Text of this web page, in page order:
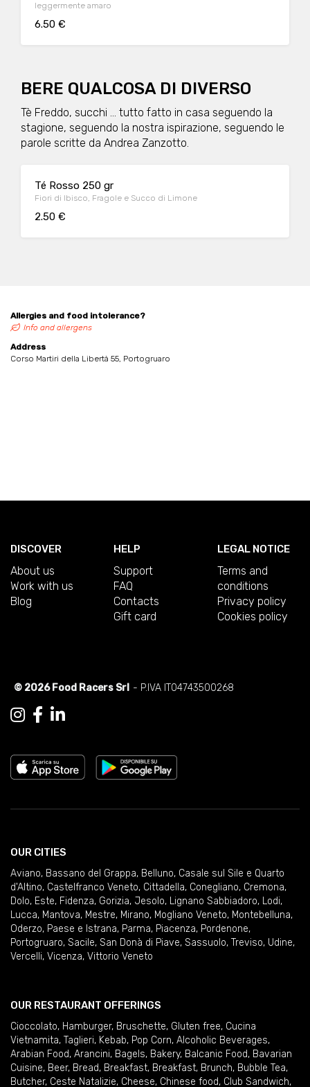
leggermente amaro
6.50 €
BERE QUALCOSA DI DIVERSO
Tè Freddo, succhi ... tutto fatto in casa seguendo la
stagione, seguendo la nostra ispirazione, seguendo le
parole scritte da Andrea Zanzotto.
Té Rosso 250 gr
Fiori di Ibisco, Fragole e Succo di Limone
2.50 €
Allergies and food intolerance?
Info and allergens
Address
Corso Martiri della Libertà 55, Portogruaro
DISCOVER
About us
Work with us
Blog
HELP
Support
FAQ
Contacts
Gift card
LEGAL NOTICE
Terms and
conditions
Privacy policy
Cookies policy
© 2026 Food Racers Srl - P.IVA IT04743500268
OUR CITIES
Aviano, Bassano del Grappa, Belluno, Casale sul Sile e Quarto
d'Altino, Castelfranco Veneto, Cittadella, Conegliano, Cremona,
Dolo, Este, Fidenza, Gorizia, Jesolo, Lignano Sabbiadoro, Lodi,
Lucca, Mantova, Mestre, Mirano, Mogliano Veneto, Montebelluna,
Oderzo, Paese e Istrana, Parma, Piacenza, Pordenone,
Portogruaro, Sacile, San Donà di Piave, Sassuolo, Treviso, Udine,
Vercelli, Vicenza, Vittorio Veneto
OUR RESTAURANT OFFERINGS
Cioccolato, Hamburger, Bruschette, Gluten free, Cucina
Vietnamita, Taglieri, Kebab, Pop Corn, Alcoholic Beverages,
Arabian Food, Arancini, Bagels, Bakery, Balcanic Food, Bavarian
Cuisine, Beer, Bread, Breakfast, Breakfast, Brunch, Bubble Tea,
Butcher, Ceste Natalizie, Cheese, Chinese food, Club Sandwich,